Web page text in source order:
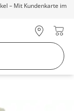
– Mit Kundenkarte im